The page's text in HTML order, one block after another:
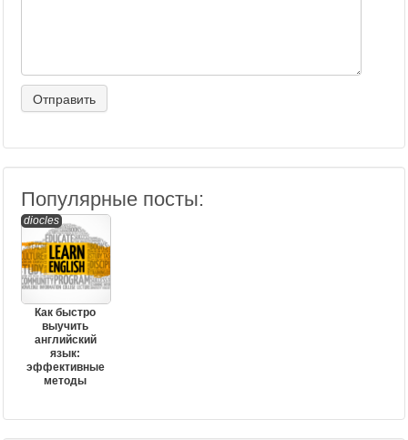
Популярные посты:
diocles
Как быстро
выучить
английский
язык:
эффективные
методы